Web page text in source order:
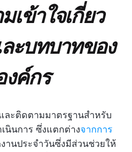
เข้าใจเกี่ยว
ะบทบาทของ
ค์กร
ละติดตามมาตรฐานสำหรับ
นินการ ซึ่งแตกต่างจากการ
านประจำวันซึ่งมีส่วนช่วยให้